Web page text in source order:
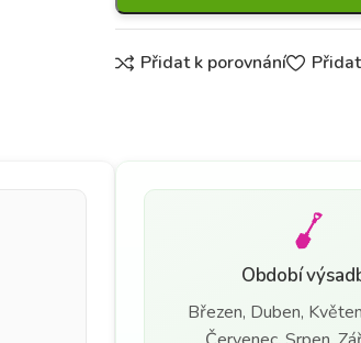
Přidat k porovnání
Období
Březen, Duben,